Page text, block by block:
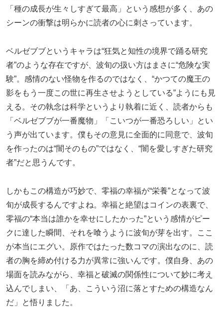
「種の成長が生々しすぎて最高」という感想が多く、あの
シーンの衝撃は明らかに読者の心に刺さっています。
ベルゼブブというキャラは“狂気と知性の境界で踊る研究
者”のような存在ですが、波旬の扱い方はまさに“危険な実
験”。感情のない怪物を作るのではなく、“かつての魔王の
影をもう一度この世に再生させようとしている”ようにも見
える。その執念は科学というより執着に近く、読者からも
「ベルゼブブが一番魔物」「こいつが一番恐ろしい」とい
う声が出ています。僕もその意見に全面的に同意で、波旬
を作ったのは“闇そのもの”ではなく、“闇を愛しすぎた研究
者”だと思うんです。
しかもこの構造が巧妙で、零福の幸福が“栄養”となって波
旬が成長するんですよね。幸福と絶望はコインの表裏で、
零福の“本当は誰かを幸せにしたかった”という感情がピー
クに達した瞬間、それを喰うように波旬が芽を出す。ここ
が本当にエグい。原作ではたった数コマの演出なのに、読
者の胸を締め付ける力が異常に強いんです。僕自身、あの
場面を読みながら、幸福と破滅の関係性について妙に考え
込んでしまい、「あ、こういう沼に落とすための構造なん
だ」と悟りました。